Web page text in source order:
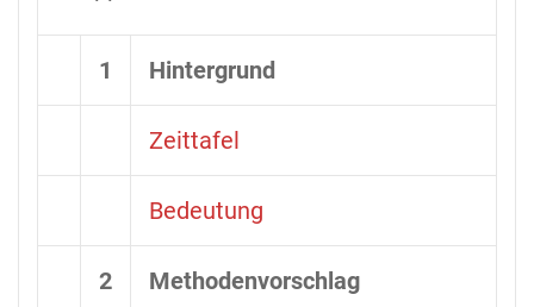
1 Hintergrund
Zeittafel
Bedeutung
2 Methodenvorschlag